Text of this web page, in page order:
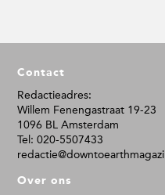
o
o
Contact
Redactieadres:
Willem Fenengastraat 19-23
1096 BL Amsterdam
Tel: 020-5507433
Over ons